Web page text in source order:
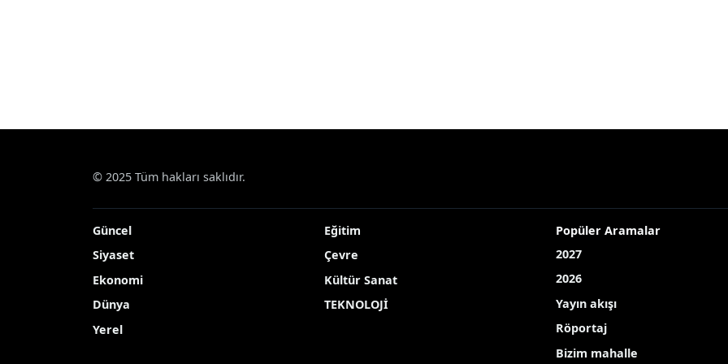
Haberler Çevre Bozkırda nadir görülen menderes ıslah öncesi dron ile görüntülendi
Bozkırda nadir görülen menderes ıslah
görüntülendi
Sivas’ın Kangal ilçesinde her mevsim farklı bir manzara sunan menderes, ıslah öncesi dron ile
Yayınlanma Tarihi: 13.05.2026 10:37